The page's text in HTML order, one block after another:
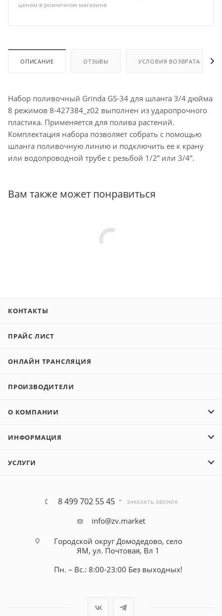
ценам в розничном магазине
ОПИСАНИЕ ОТЗЫВЫ УСЛОВИЯ ВОЗВРАТА
Набор поливочный Grinda GS-34 для шланга 3/4 дюйма
8 режимов 8-427384_z02 выполнен из ударопрочного
пластика. Применяется для полива растений.
Комплектация набора позволяет собрать с помощью
шланга поливочную линию и подключить ее к крану
или водопроводной трубе с резьбой 1/2” или 3/4”.
Вам также может понравиться
КОНТАКТЫ
ПРАЙС ЛИСТ
ОНЛАЙН ТРАНСЛЯЦИЯ
ПРОИЗВОДИТЕЛИ
О КОМПАНИИ
ИНФОРМАЦИЯ
УСЛУГИ
8 499 702 55 45 ЗАКАЗАТЬ ЗВОНОК
info@zv.market
Городской округ Домодедово, село
ЯМ, ул. Почтовая, Вл 1
Пн. – Вс.: 8:00-23:00 Без выходных!